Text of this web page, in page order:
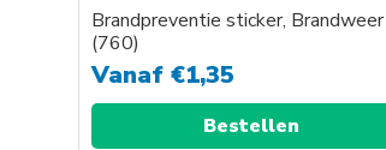
Brandpreventie sticker, Brandweer
(760)
Vanaf€1,35
Bestellen